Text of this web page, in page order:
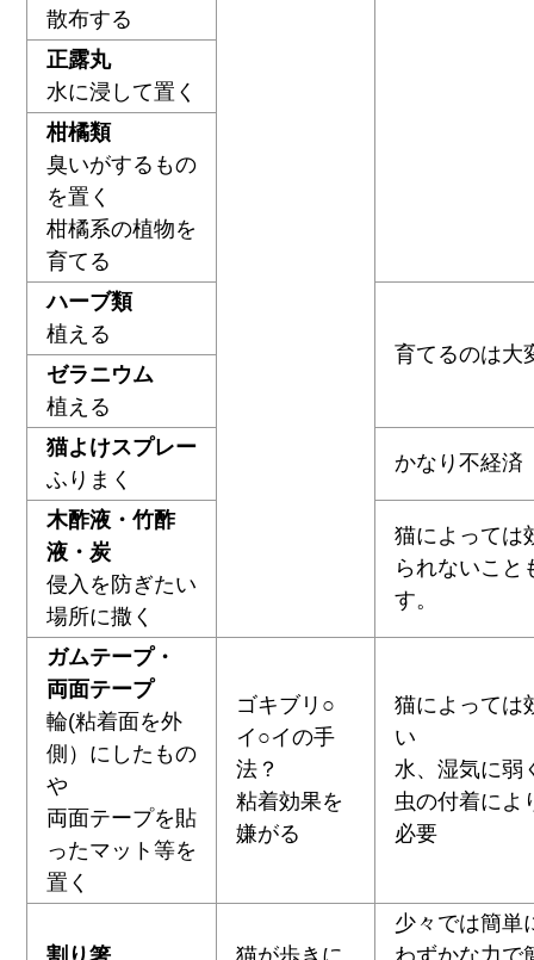
散布する
正露丸
水に浸して置く
柑橘類
臭いがするもの
を置く
柑橘系の植物を
育てる
ハーブ類
植える
育てるのは大
ゼラニウム
植える
猫よけスプレー
ふりまく
かなり不経済
木酢液・竹酢
液・炭
侵入を防ぎたい
場所に撒く
猫によっては
られないこと
す。
ガムテープ・
両面テープ
輪(粘着面を外
側）にしたもの
や
両面テープを貼
ったマット等を
置く
ゴキブリ○
イ○イの手
法？
粘着効果を
嫌がる
猫によっては
い
水、湿気に弱
虫の付着によ
必要
割り箸 猫が歩きに
少々では簡単
わずかな力で